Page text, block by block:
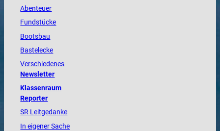
Abenteuer
Fundstücke
Bootsbau
Bastelecke
Verschiedenes
Newsletter
Klassenraum
Reporter
SR Leitgedanke
In eigener Sache